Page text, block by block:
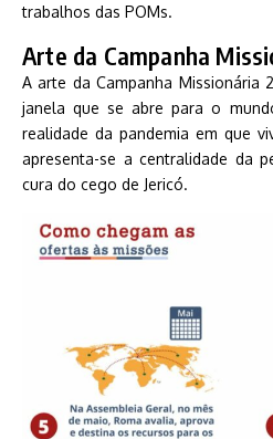
trabalhos das POMs.
Arte da Campanha
A arte da Campanha Missionária
janela que se abre para o
realidade da pandemia em que
apresenta-se a centralidade da
cura do cego de Jericó.